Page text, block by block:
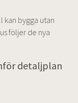
kan bygga utan
följer de nya
detaljplan